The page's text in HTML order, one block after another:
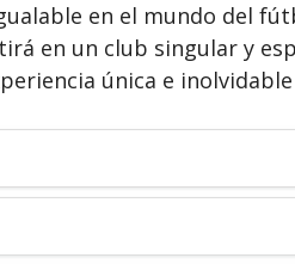
en el mundo del
en un club singular y
única e